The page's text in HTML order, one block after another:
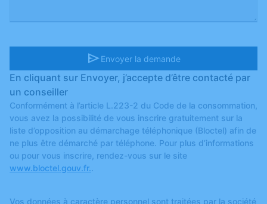
sendEnvoyer la demande
En cliquant sur Envoyer, j’accepte d’être contacté par
un conseiller
Conformément à l’article L.223-2 du Code de la consommation,
vous avez la possibilité de vous inscrire gratuitement sur la
liste d’opposition au démarchage téléphonique (Bloctel) afin de
ne plus être démarché par téléphone. Pour plus d’informations
ou pour vous inscrire, rendez-vous sur le site
www.bloctel.gouv.fr..
Vos données à caractère personnel sont traitées par la société